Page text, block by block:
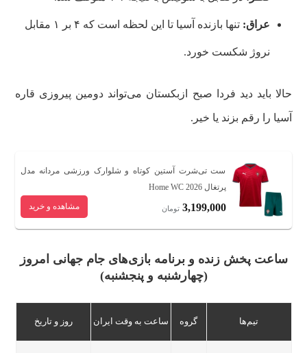
عراق: تنها بازنده آسیا تا این لحظه است که ۴ بر ۱ مقابل
نروژ شکست خورد.
حالا باید دید فردا صبح ازبکستان می‌تواند دومین پیروزی قاره
آسیا را رقم بزند یا خیر.
ست تی‌شرت آستین کوتاه و شلوارک ورزشی مردانه مدل
پرتغال Home WC 2026
3,199,000 تومان مشاهده و خرید
ساعت پخش زنده و برنامه بازی‌های جام جهانی امروز
(چهارشنبه و پنجشنبه)
تیم‌ها گروه ساعت به وقت ایران روز و تاریخ